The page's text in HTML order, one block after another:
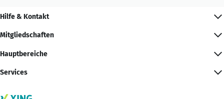
Hilfe & Kontakt
Mitgliedschaften
Hauptbereiche
Services